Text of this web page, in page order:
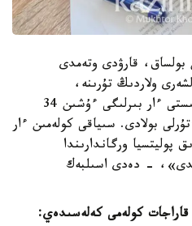
بولساق، قارۋدى وتەمدى
ولاردىڭ تۇرىنە،
تەحنيكالىق كۇي-جايىنا بايلانىستى ءار بىرلىگى ءۇشىن 34
ءار ءتۇرلى بولادى. سىياقى كولەمىن ءار
پوليتسيا ورگاندارىندا
- دەدى اسىلبەك
قاراجات كولەمى كەلەسىدەي: